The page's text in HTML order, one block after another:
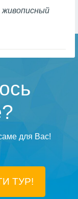
для Вас!
ТУР!